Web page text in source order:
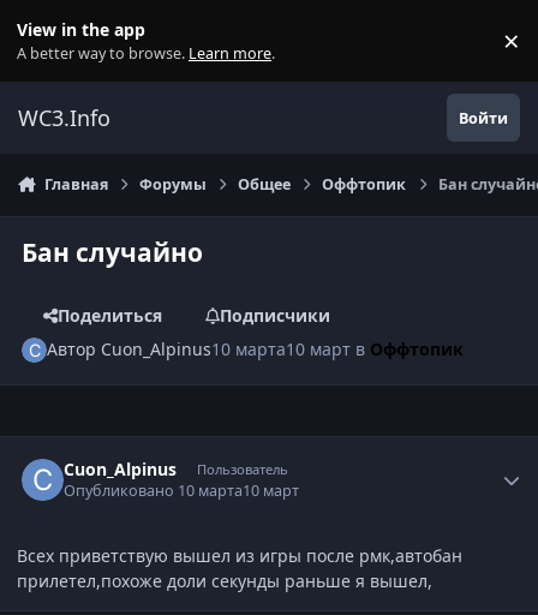
View in the app
A better way to browse. Learn more. ×
WC3.Info Войти
Главная Форумы Общее Оффтопик Бан
Бан случайно
Поделиться
Подписчики
Автор Cuon_Alpinus10 марта10 март в Оффтопик
Cuon_Alpinus Пользователь
Опубликовано 10 марта10 март
Всех приветствую вышел из игры после рмк,автобан
прилетел,похоже доли секунды раньше я вышел,